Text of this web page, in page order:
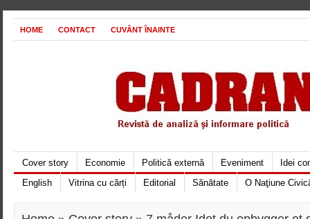
HOME CONTACT CUVÂNT ÎNAINTE
Cover story Economie Politică externă Eveniment
Idei
English
Vitrina cu cărți Editorial Sănătate O Naţiune